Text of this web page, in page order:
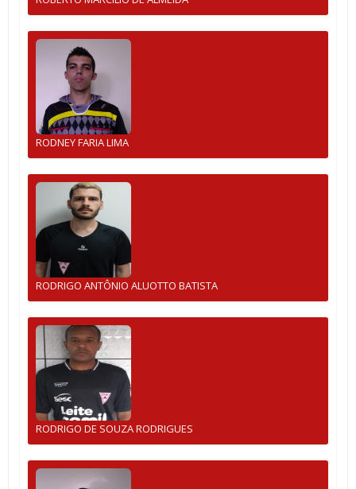
RODNEY FARIA LIMA
RODRIGO ANTÔNIO ALUOTTO BATISTA
RODRIGO DE SOUZA RODRIGUES